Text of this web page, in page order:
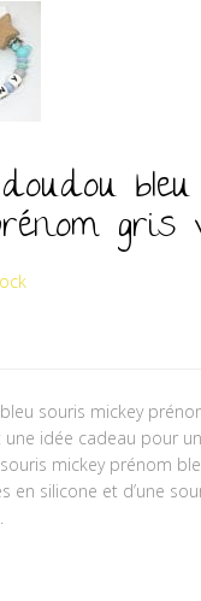
gris
souris mickey
une idée cadeau pour
mickey prénom
en silicone et d’une